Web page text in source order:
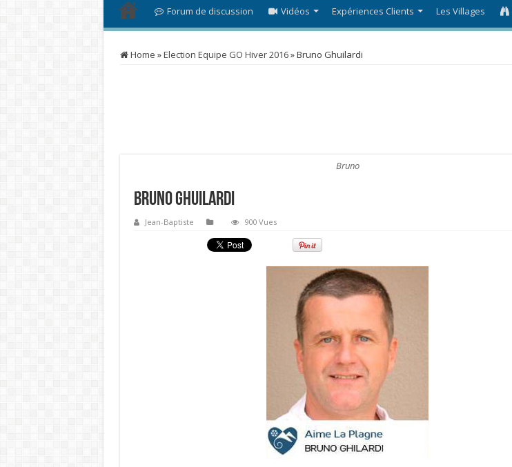
Forum de discussion Vidéos Expériences Clients Les Villages
Home »Election Equipe GO Hiver 2016»Bruno Ghuilardi
Bruno
Bruno Ghuilardi
Jean-Baptiste 900 Vues